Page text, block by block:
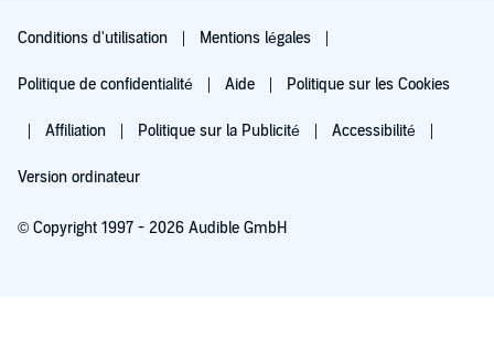
Conditions d'utilisation Mentions légales
Politique de confidentialité Aide Politique sur les Cookies
Affiliation Politique sur la Publicité Accessibilité
Version ordinateur
© Copyright 1997 - 2026 Audible GmbH